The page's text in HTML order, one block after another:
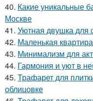
40. Какие уникальные
Москве
41. Уютная двушка для
42. Маленькая
43. Минимализм для
44. Гармония и уют в
45. Трафарет для
облицовке